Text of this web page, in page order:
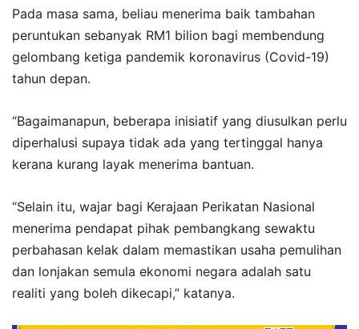
Pada masa sama, beliau menerima baik tambahan
peruntukan sebanyak RM1 bilion bagi membendung
gelombang ketiga pandemik koronavirus (Covid-19)
tahun depan.
“Bagaimanapun, beberapa inisiatif yang diusulkan perlu
diperhalusi supaya tidak ada yang tertinggal hanya
kerana kurang layak menerima bantuan.
“Selain itu, wajar bagi Kerajaan Perikatan Nasional
menerima pendapat pihak pembangkang sewaktu
perbahasan kelak dalam memastikan usaha pemulihan
dan lonjakan semula ekonomi negara adalah satu
realiti yang boleh dikecapi,” katanya.